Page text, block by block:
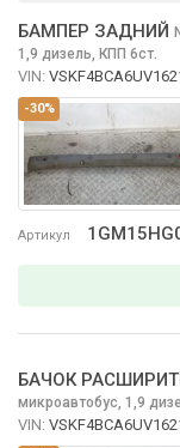
-30%
Артикул
БАМПЕР ЗАДНИЙ
1,9 дизель, КПП 6ст.
VIN:
БАЧОК
микроавтобус, 1,9
VIN: